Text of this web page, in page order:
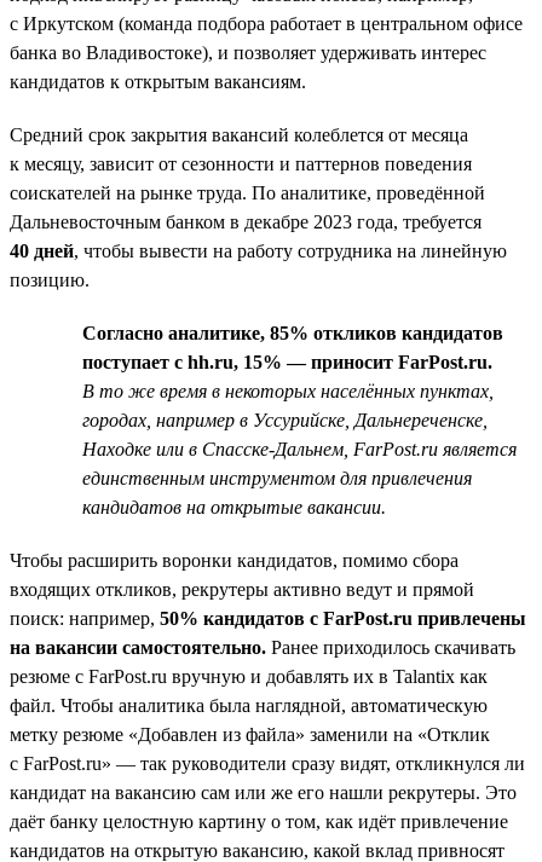
с Иркутском (команда подбора работает в центральном офисе
банка во Владивостоке), и позволяет удерживать интерес
кандидатов к открытым вакансиям.
Средний срок закрытия вакансий колеблется от месяца
к месяцу, зависит от сезонности и паттернов поведения
соискателей на рынке труда. По аналитике, проведённой
Дальневосточным банком в декабре 2023 года, требуется
40 дней, чтобы вывести на работу сотрудника на линейную
позицию.
Согласно аналитике, 85% откликов кандидатов
поступает с hh.ru, 15% — приносит FarPost.ru.
В то же время в некоторых населённых пунктах,
городах, например в Уссурийске, Дальнереченске,
Находке или в Спасске-Дальнем, FarPost.ru является
единственным инструментом для привлечения
кандидатов на открытые вакансии.
Чтобы расширить воронки кандидатов, помимо сбора
входящих откликов, рекрутеры активно ведут и прямой
поиск: например, 50% кандидатов с FarPost.ru привлечены
на вакансии самостоятельно. Ранее приходилось скачивать
резюме с FarPost.ru вручную и добавлять их в Talantix как
файл. Чтобы аналитика была наглядной, автоматическую
метку резюме «Добавлен из файла» заменили на «Отклик
с FarPost.ru» — так руководители сразу видят, откликнулся ли
кандидат на вакансию сам или же его нашли рекрутеры. Это
даёт банку целостную картину о том, как идёт привлечение
кандидатов на открытую вакансию, какой вклад привносят